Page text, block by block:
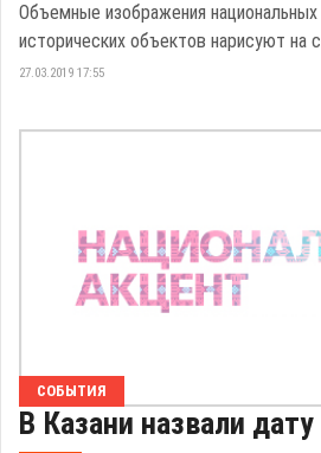
Объемные изображения национальных
исторических объектов нарисуют на
27.03.2019 17:55
СОБЫТИЯ
В Казани назвали